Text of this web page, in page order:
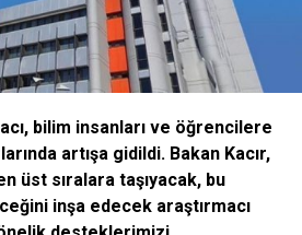
ve Suç Gelirleriyle Mücadele
8 ilde son yılların en kapsamlı
imza atmış, aralarında sahte
olduğu 40’a yakın kişiyi gözaltına
özellikle Güneydoğu illerinde
Kamu Personeli Seçme,
joker tabir edilen daha
bilim insanları ve öğrencilere
artışa gidildi. Bakan Kacır,
üst sıralara taşıyacak, bu
inşa edecek araştırmacı